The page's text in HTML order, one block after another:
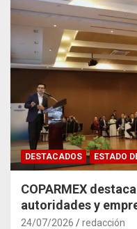
DESTACADOS ESTADO
COPARMEX
autoridades y
impacto del Tren
24/07/2026 redacción